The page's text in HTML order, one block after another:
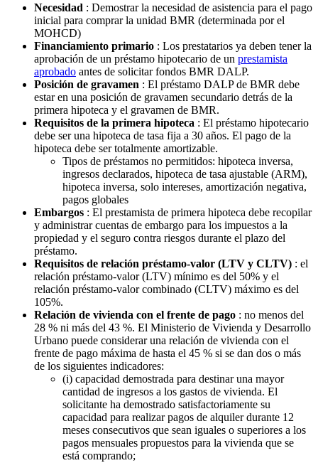
Necesidad : Demostrar la necesidad de asistencia para el pago
inicial para comprar la unidad BMR (determinada por el
MOHCD)
Financiamiento primario : Los prestatarios ya deben tener la
aprobación de un préstamo hipotecario de un prestamista
aprobado antes de solicitar fondos BMR DALP.
Posición de gravamen : El préstamo DALP de BMR debe
estar en una posición de gravamen secundario detrás de la
primera hipoteca y el gravamen de BMR.
Requisitos de la primera hipoteca : El préstamo hipotecario
debe ser una hipoteca de tasa fija a 30 años. El pago de la
hipoteca debe ser totalmente amortizable.
Tipos de préstamos no permitidos: hipoteca inversa,
ingresos declarados, hipoteca de tasa ajustable (ARM),
hipoteca inversa, solo intereses, amortización negativa,
pagos globales
Embargos : El prestamista de primera hipoteca debe recopilar
y administrar cuentas de embargo para los impuestos a la
propiedad y el seguro contra riesgos durante el plazo del
préstamo.
Requisitos de relación préstamo-valor (LTV y CLTV) : el
relación préstamo-valor (LTV) mínimo es del 50% y el
relación préstamo-valor combinado (CLTV) máximo es del
105%.
Relación de vivienda con el frente de pago : no menos del
28 % ni más del 43 %. El Ministerio de Vivienda y Desarrollo
Urbano puede considerar una relación de vivienda con el
frente de pago máxima de hasta el 45 % si se dan dos o más
de los siguientes indicadores:
(i) capacidad demostrada para destinar una mayor
cantidad de ingresos a los gastos de vivienda. El
solicitante ha demostrado satisfactoriamente su
capacidad para realizar pagos de alquiler durante 12
meses consecutivos que sean iguales o superiores a los
pagos mensuales propuestos para la vivienda que se
está comprando;